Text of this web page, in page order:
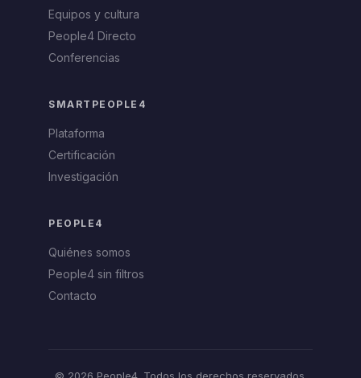
Equipos y cultura
People4 Directo
Conferencias
SMARTPEOPLE4
Plataforma
Certificación
Investigación
PEOPLE4
Quiénes somos
People4 sin filtros
Contacto